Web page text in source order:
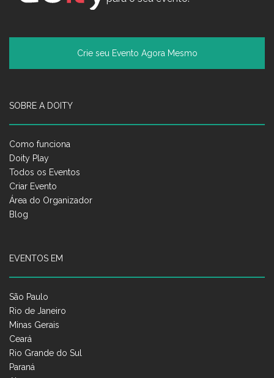
Crie seu Evento Agora Mesmo
SOBRE A DOITY
Como funciona
Doity Play
Todos os Eventos
Criar Evento
Área do Organizador
Blog
EVENTOS EM
São Paulo
Rio de Janeiro
Minas Gerais
Ceará
Rio Grande do Sul
Paraná